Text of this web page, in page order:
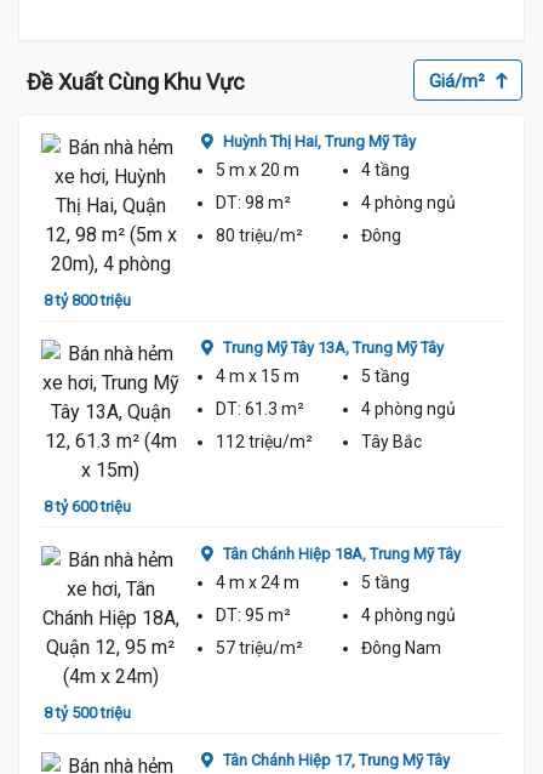
Đề Xuất Cùng Khu Vực Giá/m²
8 tỷ 800 triệu
Huỳnh Thị Hai,Trung Mỹ Tây
5 m x 20 m
4 tầng
DT: 98 m² 4 phòng ngủ
80 triệu/m²
Đông
8 tỷ 600 triệu
Trung Mỹ Tây 13A,Trung Mỹ Tây
4 m x 15 m
5 tầng
DT: 61.3 m² 4 phòng ngủ
112 triệu/m²
Tây Bắc
8 tỷ 500 triệu
Tân Chánh Hiệp 18A,Trung Mỹ Tây
4 m x 24 m
5 tầng
DT: 95 m² 4 phòng ngủ
57 triệu/m²
Đông Nam
Tân Chánh Hiệp 17,Trung Mỹ Tây